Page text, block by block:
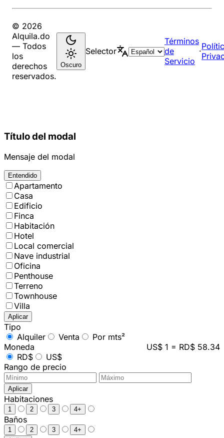
© 2026
Alquila.do
— Todos
los
derechos
reservados.
Oscuro
Selector
Términos
de
Servicio
·
Título del modal
Mensaje del modal
Entendido
Apartamento
Casa
Edificio
Finca
Habitación
Hotel
Local comercial
Nave industrial
Oficina
Penthouse
Terreno
Townhouse
Villa
Aplicar
Tipo
Alquiler
Venta
Por mts²
Moneda
US$ 1 = RD$ 58.34
RD$
US$
Rango de precio
Aplicar
Habitaciones
1 2 3 4+
Baños
1 2 3
4+